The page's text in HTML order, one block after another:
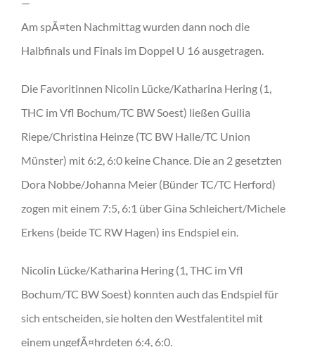
Am spÃ¤ten Nachmittag wurden dann noch die
Halbfinals und Finals im Doppel U 16 ausgetragen.
Die Favoritinnen Nicolin Lücke/Katharina Hering (1,
THC im Vfl Bochum/TC BW Soest) ließen Guilia
Riepe/Christina Heinze (TC BW Halle/TC Union
Münster) mit 6:2, 6:0 keine Chance. Die an 2 gesetzten
Dora Nobbe/Johanna Meier (Bünder TC/TC Herford)
zogen mit einem 7:5, 6:1 über Gina Schleichert/Michele
Erkens (beide TC RW Hagen) ins Endspiel ein.
Nicolin Lücke/Katharina Hering (1, THC im Vfl
Bochum/TC BW Soest) konnten auch das Endspiel für
sich entscheiden, sie holten den Westfalentitel mit
einem ungefÃ¤hrdeten 6:4, 6:0.